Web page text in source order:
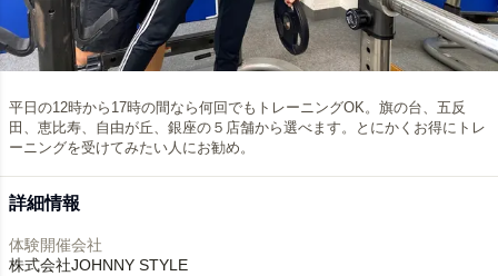
平日の12時から17時の間なら何回でもトレーニングOK。旗の台、五反
田、恵比寿、自由が丘、銀座の５店舗から選べます。とにかくお得にトレ
ーニングを受けてみたい人にお勧め。
詳細情報
体験開催会社
株式会社JOHNNY STYLE